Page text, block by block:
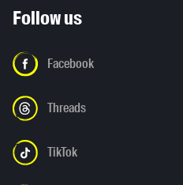
Follow us
Facebook
Threads
TikTok